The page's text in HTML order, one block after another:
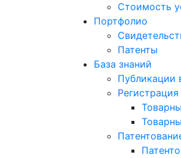
Стоимость
Портфолио
Патенты
База знаний
Регистрация